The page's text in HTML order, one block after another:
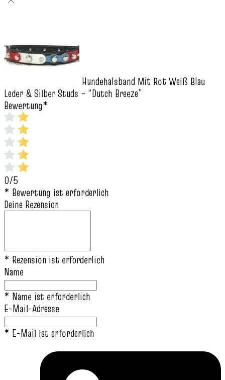
Hundehalsband Mit Rot Weiß Blau
Leder & Silber Studs – “Dutch Breeze”
Bewertung*
0/5
* Bewertung ist erforderlich
Deine Rezension
* Rezension ist erforderlich
Name
* Name ist erforderlich
E-Mail-Adresse
* E-Mail ist erforderlich